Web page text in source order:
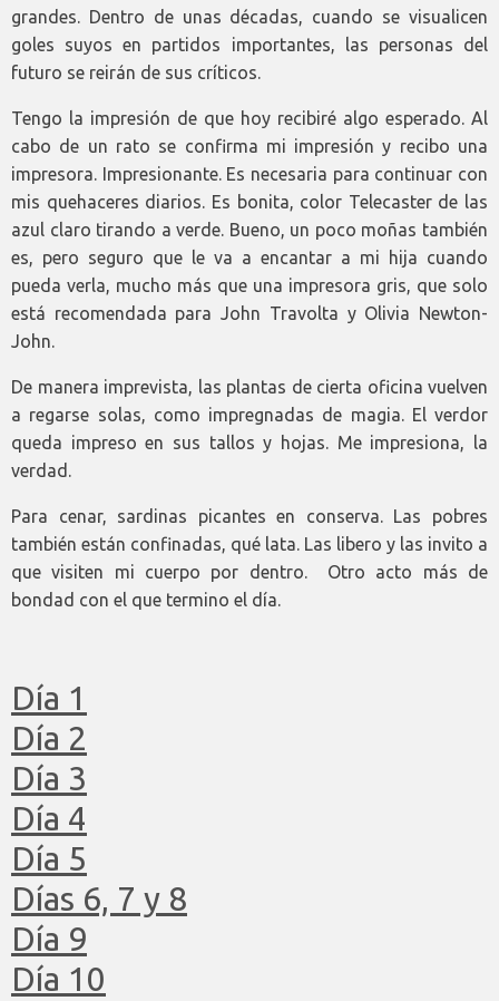
grandes. Dentro de unas décadas, cuando se visualicen
goles suyos en partidos importantes, las personas del
futuro se reirán de sus críticos.
Tengo la impresión de que hoy recibiré algo esperado. Al
cabo de un rato se confirma mi impresión y recibo una
impresora. Impresionante. Es necesaria para continuar con
mis quehaceres diarios. Es bonita, color Telecaster de las
azul claro tirando a verde. Bueno, un poco moñas también
es, pero seguro que le va a encantar a mi hija cuando
pueda verla, mucho más que una impresora gris, que solo
está recomendada para John Travolta y Olivia Newton-
John.
De manera imprevista, las plantas de cierta oficina vuelven
a regarse solas, como impregnadas de magia. El verdor
queda impreso en sus tallos y hojas. Me impresiona, la
verdad.
Para cenar, sardinas picantes en conserva. Las pobres
también están confinadas, qué lata. Las libero y las invito a
que visiten mi cuerpo por dentro. Otro acto más de
bondad con el que termino el día.
Día 1
Día 2
Día 3
Día 4
Día 5
Días 6, 7 y 8
Día 9
Día 10